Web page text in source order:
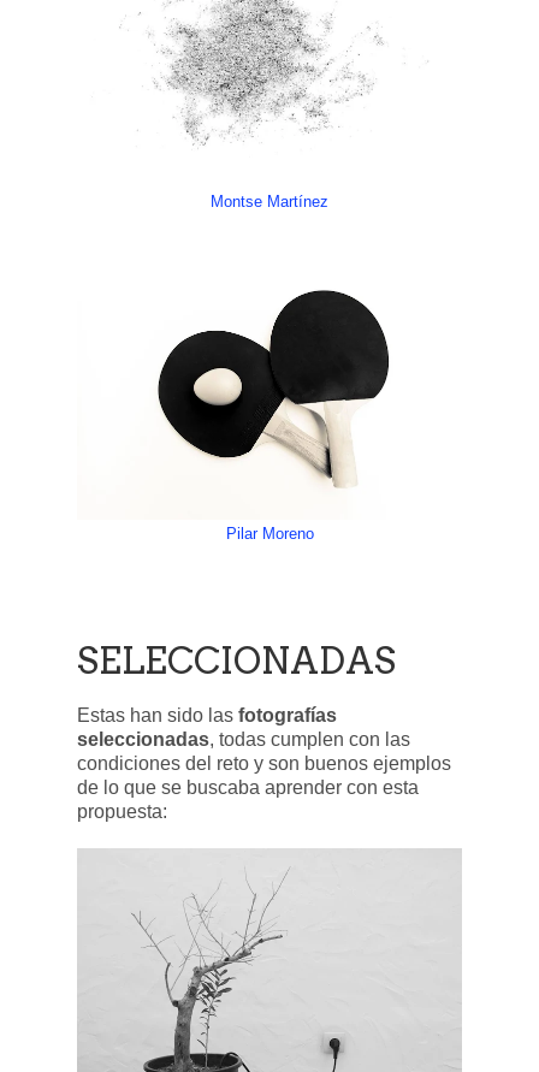
Montse Martínez
Pilar Moreno
SELECCIONADAS
Estas han sido las fotografías
seleccionadas, todas cumplen con las
condiciones del reto y son buenos ejemplos
de lo que se buscaba aprender con esta
propuesta: